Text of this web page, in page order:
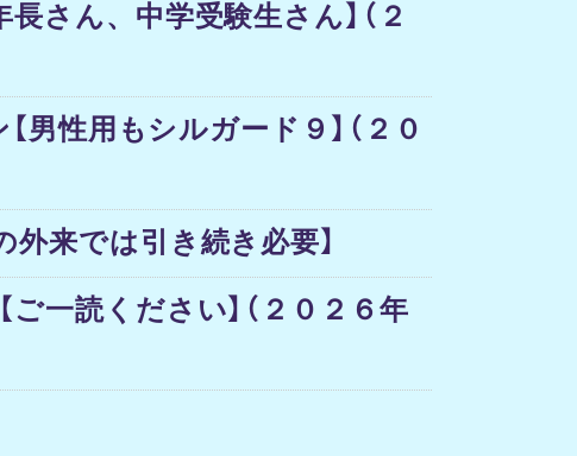
さん、中学受験生さん】（２
男性用もシルガード９】（２０
来では引き続き必要】
一読ください】（２０２６年